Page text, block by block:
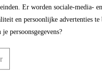
gatdiameters van 32 tot 42
Er worden sociale-media-
en persoonlijke advertenties te
persoonsgegevens?